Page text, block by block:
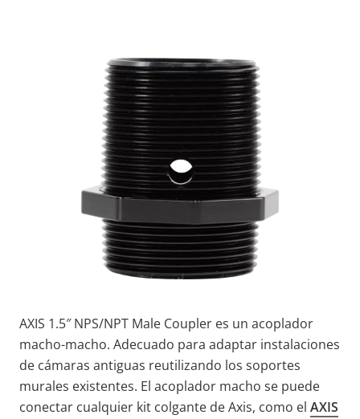
AXIS 1.5″ NPS/NPT Male Coupler es un acoplador
macho-macho. Adecuado para adaptar instalaciones
de cámaras antiguas reutilizando los soportes
murales existentes. El acoplador macho se puede
conectar cualquier kit colgante de Axis, como el AXIS